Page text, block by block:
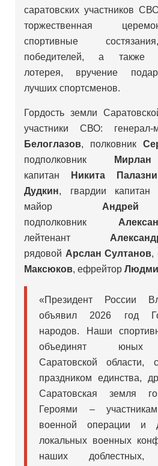
саратовских участников
торжественная
спортивные
победителей, а также
лотерея, вручение
лучших спортсменов.
Гордость земли
участники СВО:
Белоглазов, полковник
подполковник
капитан
Никита
Дудкин, гвардии капитан
майор
подполковник
лейтенант
рядовой Арслан Султанов,
Максюков, ефрейтор
«Президент России
объявил 2026 год
народов. Наши
объединят юных
Саратовской области,
праздником единства,
Саратовская земля
Героями –
военной операции и
локальных военных
наших доблестных,